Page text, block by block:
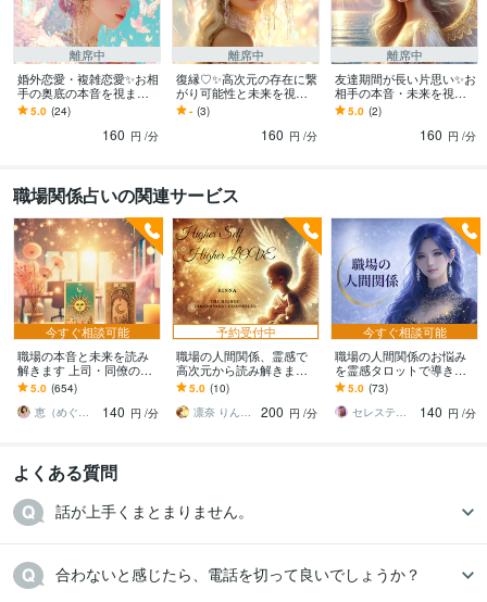
離席中
婚外恋愛・複雑恋愛✨お相
手の奥底の本音を視ます
お相手の気持ち・決断
は？✨私たちは幸せな成就
5.0 (24)
160 円 /分
離席中
復縁♡✨高次元の存在に繋
がり可能性と未来を視ま
す 再び愛し合える可能性
✨忘れられないあの人✨幸
せな未来はある？
- (3)
160 円 /分
離席中
友達期間が長い片思い✨お
相手の本音・未来を視ま
す 二人の関係が進まない
のは何故？✨恋人を目指す
ための愛の道標✨
5.0 (2)
160 円 /分
職場関係占いの関連サービス
今すぐ相談可能
職場の本音と未来を読み
解きます 上司・同僚の本
心を霊感タロットで明か
し安心できる未来へ♡
5.0 (654)
恵（めぐみ）アイリッシュタロット鑑定師
140 円 /分
予約受付中
職場の人間関係、霊感で
高次元から読み解きます
本当はどう思われてる？
気を遣いすぎるあなたの
心、軽くします♡
5.0 (10)
凛奈 りんな✨心に寄り添う高波動の導き手
200 円 /分
今すぐ相談可能
職場の人間関係のお悩み
を霊感タロットで導きま
す ⬥今の状況を丁寧に読
み解き、あなたに必要な
視点を伝えます⬥
5.0 (73)
セレスティア・ルーナ
140 円 /分
よくある質問
話が上手くまとまりません。
合わないと感じたら、電話を切って良いでしょうか？